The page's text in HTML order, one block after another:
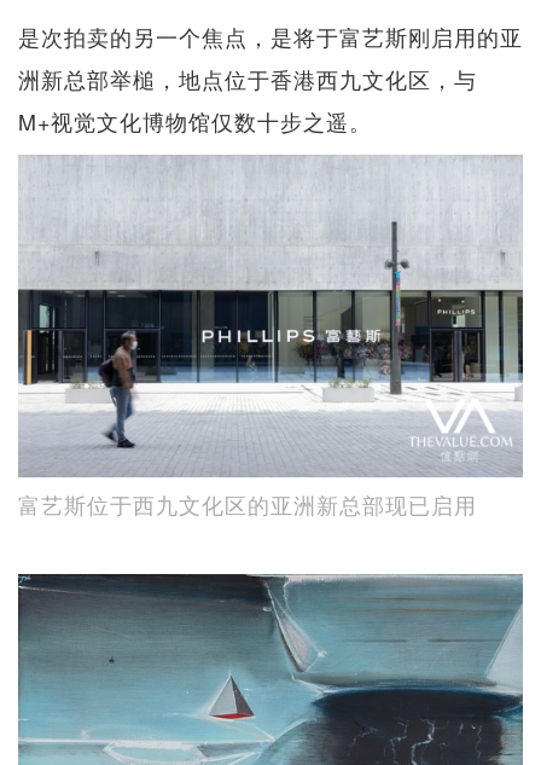
是次拍卖的另一个焦点，是将于富艺斯刚启用的亚
洲新总部举槌，地点位于香港西九文化区，与
M+视觉文化博物馆仅数十步之遥。
富艺斯位于西九文化区的亚洲新总部现已启用